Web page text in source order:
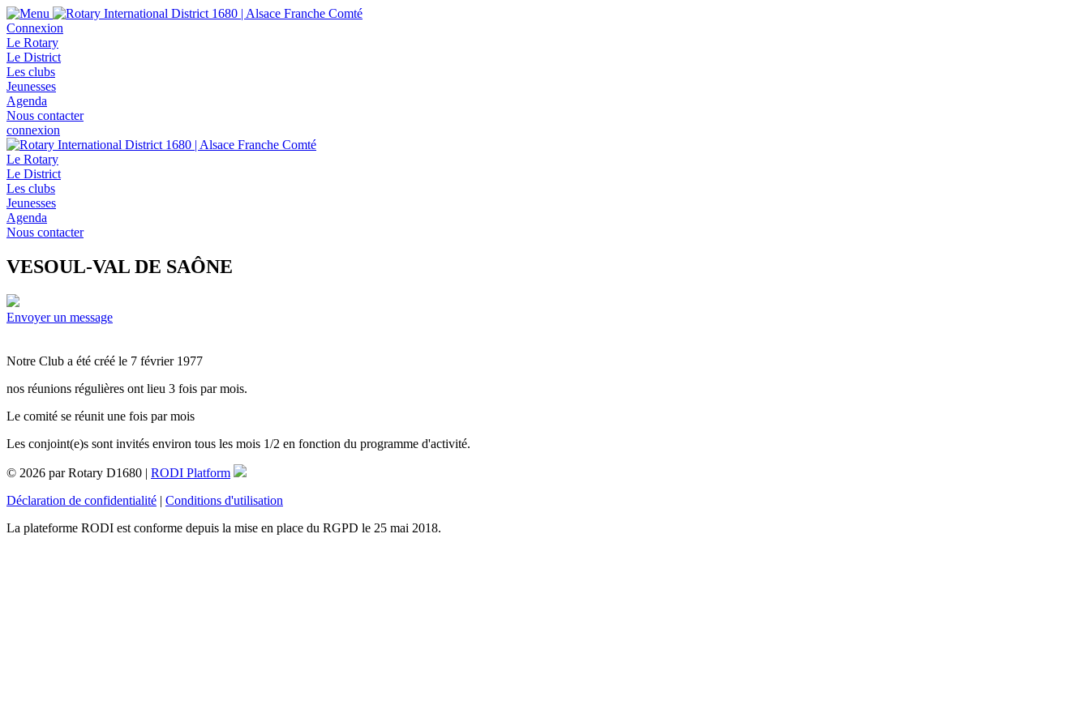
Connexion
Le Rotary
Le District
Les clubs
Jeunesses
Agenda
Nous contacter
connexion
Le Rotary
Le District
Les clubs
Jeunesses
Agenda
Nous contacter
VESOUL-VAL DE SAÔNE
Envoyer un message
Notre Club a été créé le 7 février 1977
nos réunions régulières ont lieu 3 fois par mois.
Le comité se réunit une fois par mois
Les conjoint(e)s sont invités environ tous les mois 1/2 en fonction du programme d'activité.
© 2026 par Rotary D1680 | RODI Platform
Déclaration de confidentialité | Conditions d'utilisation
La plateforme RODI est conforme depuis la mise en place du RGPD le 25 mai 2018.